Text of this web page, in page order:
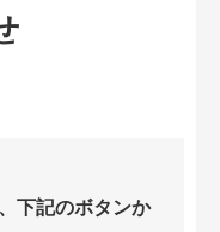
下記のボタンか